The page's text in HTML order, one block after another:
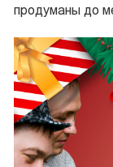
продуманы до